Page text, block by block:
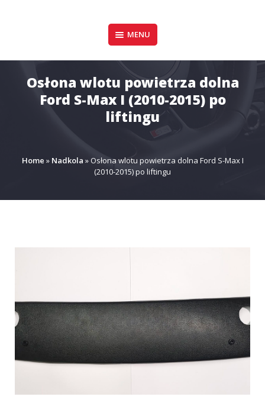
P.P.H.U. DAWID
GAŁUSZKA
Design & Style
MENU
Osłona wlotu powietrza dolna
Ford S-Max I (2010-2015) po
liftingu
Home » Nadkola »Osłona wlotu powietrza dolna Ford S-Max I
(2010-2015) po liftingu